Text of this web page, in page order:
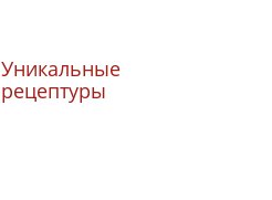
Уникальные
рецептуры